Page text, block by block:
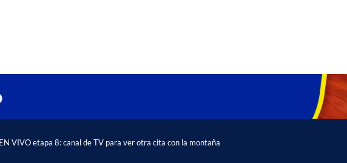
VIVO etapa 8: canal de TV para ver otra cita con la montaña